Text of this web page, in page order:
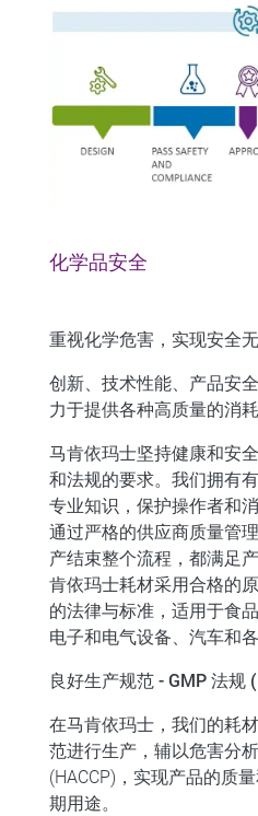
化学品安全 ​
重视化学危害，实现安全
创新、技术性能、产品安
力于提供各种高质量的消耗
马肯依玛士坚持健康和安
和法规的要求。我们拥有
专业知识，保护操作者和
通过严格的供应商质量管
产结束整个流程，都满足
肯依玛士耗材采用合格的
的法律与标准，适用于食
电子和电气设备、汽车和各
良好生产规范 - GMP 法规
在马肯依玛士，我们的耗
范进行生产，辅以危害分
(HACCP)，实现产品的质
期用途。